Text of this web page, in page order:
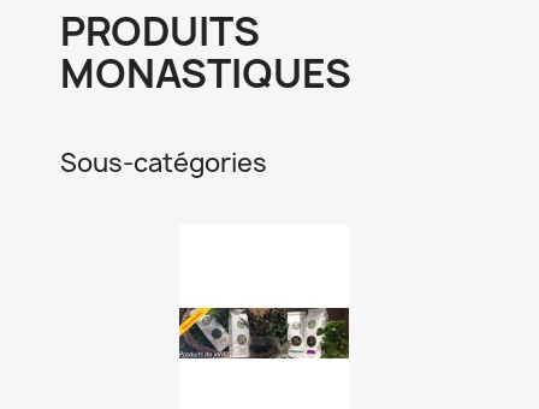
PRODUITS
MONASTIQUES
Sous-catégories